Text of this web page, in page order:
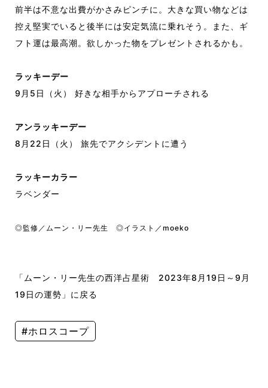
前半は不意な出費がかさみピンチに。大きな買い物などは
控え堅実でいると後半には安定気流に乗れそう。また、ギ
フト運は最高潮。欲しかった物をプレゼントされるかも。
ラッキーデー
9月5日（火） 好きな相手からアプローチされる
アンラッキーデー
8月22日（火） 旅先でアクシデントに遭う
ラッキーカラー
ラベンダー
◎監修／ムーン・リー先生 ◎イラスト／moeko
「ムーン・リー先生の西洋占星術 2023年8月19日～9月
19日の運勢」に戻る
#ホロスコープ